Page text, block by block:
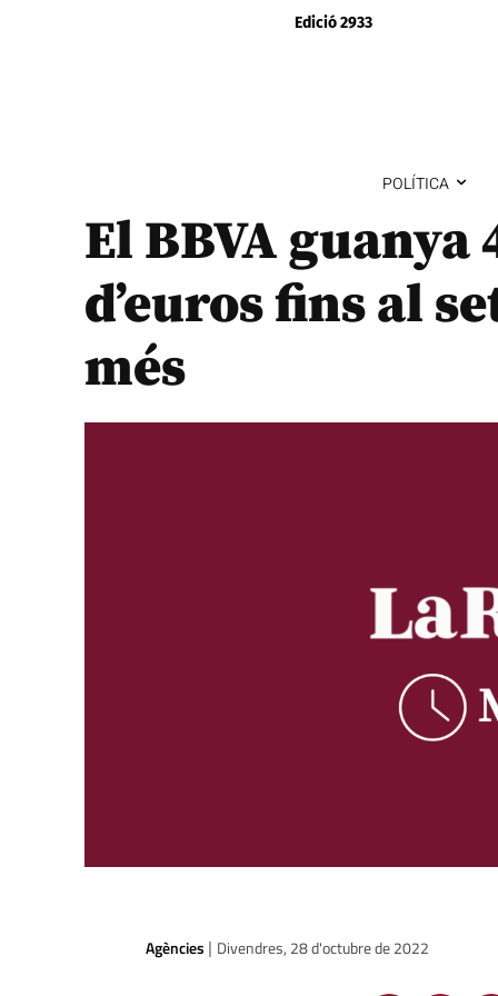
Edició 2933
POLÍTICA
El BBVA
d’euros fins al
més
Agències | Divendres, 28 d'octubre de 2022